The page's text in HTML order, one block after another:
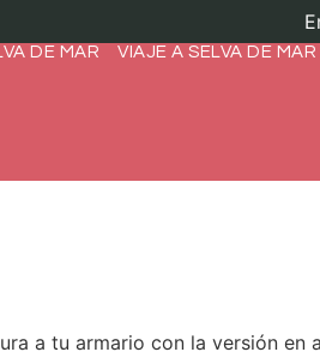
DE MAR VIAJE A SELVA DE MAR
a tu armario con la versión en